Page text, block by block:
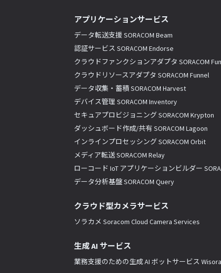
アプリケーションサービス
データ転送支援 SORACOM Beam
認証サービス SORACOM Endorse
クラウドファンクションアダプタ SORACOM
クラウドリソースアダプタ SORACOM Funnel
データ収集・蓄積 SORACOM Harvest
デバイス管理 SORACOM Inventory
セキュアプロビジョニング SORACOM Krypton
ダッシュボード作成/共有 SORACOM Lagoon
インラインプロセッシング SORACOM Orbit
メディア転送 SORACOM Relay
ローコード IoT アプリケーションビルダー
データ分析基盤 SORACOM Query
クラウド型カメラサービス
ソラカメ Soracom Cloud Camera Services
生成 AI サービス
業務支援のための生成 AI ボットサービス Wisora